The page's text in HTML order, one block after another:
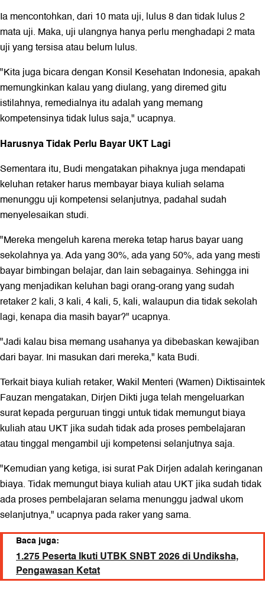
Ia mencontohkan, dari 10 mata uji, lulus 8 dan tidak lulus 2
mata uji. Maka, uji ulangnya hanya perlu menghadapi 2 mata
uji yang tersisa atau belum lulus.
"Kita juga bicara dengan Konsil Kesehatan Indonesia, apakah
memungkinkan kalau yang diulang, yang diremed gitu
istilahnya, remedialnya itu adalah yang memang
kompetensinya tidak lulus saja," ucapnya.
Harusnya Tidak Perlu Bayar UKT Lagi
Sementara itu, Budi mengatakan pihaknya juga mendapati
keluhan retaker harus membayar biaya kuliah selama
menunggu uji kompetensi selanjutnya, padahal sudah
menyelesaikan studi.
"Mereka mengeluh karena mereka tetap harus bayar uang
sekolahnya ya. Ada yang 30%, ada yang 50%, ada yang mesti
bayar bimbingan belajar, dan lain sebagainya. Sehingga ini
yang menjadikan keluhan bagi orang-orang yang sudah
retaker 2 kali, 3 kali, 4 kali, 5, kali, walaupun dia tidak sekolah
lagi, kenapa dia masih bayar?" ucapnya.
"Jadi kalau bisa memang usahanya ya dibebaskan kewajiban
dari bayar. Ini masukan dari mereka," kata Budi.
Terkait biaya kuliah retaker, Wakil Menteri (Wamen) Diktisaintek
Fauzan mengatakan, Dirjen Dikti juga telah mengeluarkan
surat kepada perguruan tinggi untuk tidak memungut biaya
kuliah atau UKT jika sudah tidak ada proses pembelajaran
atau tinggal mengambil uji kompetensi selanjutnya saja.
"Kemudian yang ketiga, isi surat Pak Dirjen adalah keringanan
biaya. Tidak memungut biaya kuliah atau UKT jika sudah tidak
ada proses pembelajaran selama menunggu jadwal ukom
selanjutnya," ucapnya pada raker yang sama.
Baca juga:
1.275 Peserta Ikuti UTBK SNBT 2026 di Undiksha,
Pengawasan Ketat